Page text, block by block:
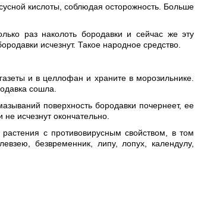
кислоты, соблюдая осторожность. Больше
раз наколоть бородавки и сейчас же эту
исчезнут. Такое народное средство.
и в целлофан и храните в морозильнике.
сошла.
поверхность бородавки почернеет, ее
исчезнут окончательно.
с противовирусным свойством, в том
безвременник, липу, лопух, календулу,